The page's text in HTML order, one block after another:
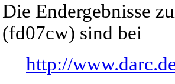
Die Endergebnisse
(fd07cw) sind bei
http://